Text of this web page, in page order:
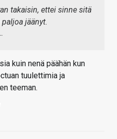
takaisin, ettei sinne sitä
jäänyt.
kuin nenä päähän kun
tuulettimia ja
teeman.